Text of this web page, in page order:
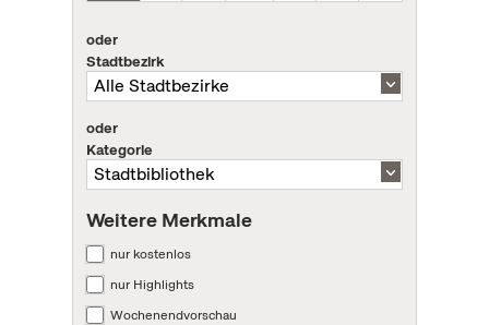
oder
Stadtbezirk
oder
Kategorie
Weitere Merkmale
nur kostenlos
nur Highlights
Wochenendvorschau